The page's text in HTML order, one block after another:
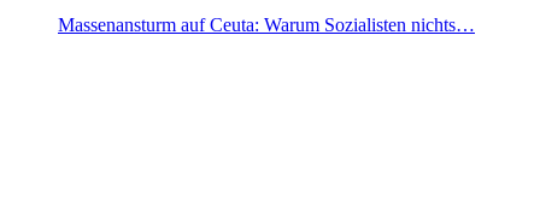
Massenansturm auf Ceuta: Warum Sozialisten nichts…